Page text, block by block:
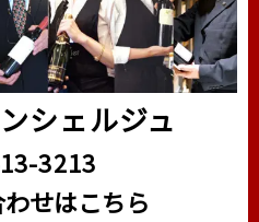
シェルジュ
3213
せはこちら